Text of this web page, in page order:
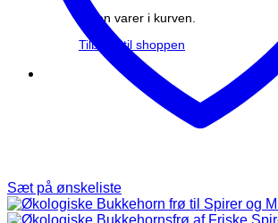
Ingen varer i kurven.
Tilbage til shoppen
Sæt på ønskeliste